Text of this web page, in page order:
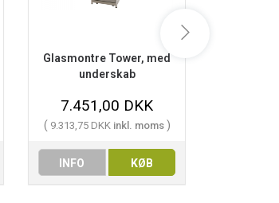
Glasmontre Tower, med
underskab
7.451,00 DKK
( 9.313,75 DKK inkl. moms )
INFO KØB